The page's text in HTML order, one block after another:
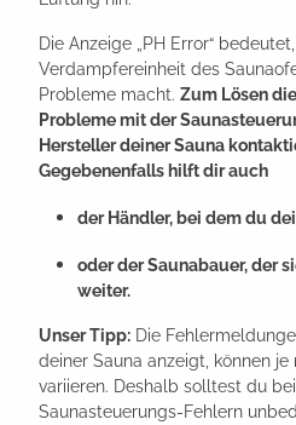
Die Anzeige „PH Error“
Verdampfereinheit des
Probleme macht. Zum Lösen
Probleme mit der
Hersteller deiner Sauna
Gegebenenfalls hilft dir auch
der Händler, bei dem du
oder der Saunabauer, der
weiter.
Unser Tipp: Die
deiner Sauna anzeigt, können
variieren. Deshalb solltest du
Saunasteuerungs-Fehlern